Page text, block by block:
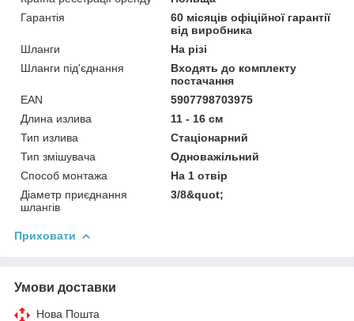
Гарантія
60 місяців офіційної гарантії
від виробника
Шланги
На різі
Шланги під'єднання
Входять до комплекту
постачання
EAN
5907798703975
Длина излива
11 - 16 см
Тип излива
Стаціонарний
Тип змішувача
Одноважільний
Способ монтажа
На 1 отвір
Діаметр приєднання
шлангів
3/8&quot;
Приховати
Умови доставки
Нова Пошта